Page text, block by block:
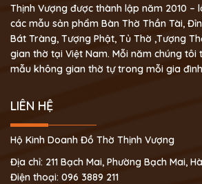
Thịnh Vượng được thành lập năm 2010 –
các mẫu sản phẩm Bàn Thờ Thần Tài,
Bát Tràng, Tượng Phật, Tủ Thờ ,Tượng
gian thờ tại Việt Nam. Mỗi năm chúng
mẫu không gian thờ tự trong mỗi gia
LIÊN HỆ
Hộ Kinh Doanh Đồ Thờ Thịnh Vượng
Địa chỉ: 211 Bạch Mai, Phường Bạch Mai,
Điện thoại: 096 3889 211